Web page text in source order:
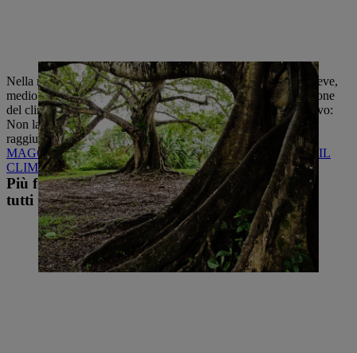
Nella nostra strategia per il clima abbiamo definito misure a breve,
medio e lungo termine che determinano quali azioni di protezione
del clima vengono intraprese in tutta l'azienda. Il nostro obiettivo:
Non lasciare più un'impronta di CO₂ come Gruppo STIHL e
raggiungere la neutralità dei gas serra in tutto il mondo.
MAGGIORI INFORMAZIONI SULLA STRATEGIA PER IL
CLIMA
Più forti insieme -
tutti insieme